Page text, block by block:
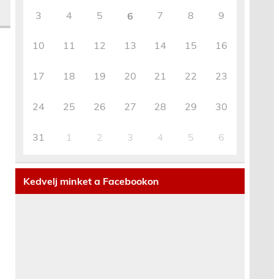
3 4 5 6 7 8 9
10 11 12 13 14 15 16
17 18 19 20 21 22 23
24 25 26 27 28 29 30
31 1 2 3 4 5 6
Kedvelj minket a Facebookon